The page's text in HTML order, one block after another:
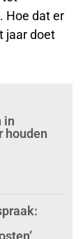
Hoe dat er
jaar doet
in
houden